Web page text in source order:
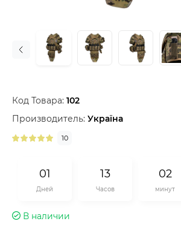
Код Товара: 102
Производитель: Україна
10
01
Дней
13
Часов
02
минут
В наличии